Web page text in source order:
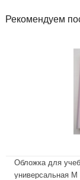
Рекомендуем
Обложка для
универсальная М